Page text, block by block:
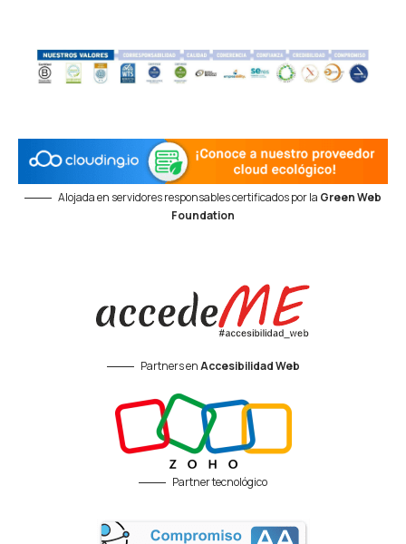
Alojada en servidores responsables certificados por la Green Web
Foundation
Partners enAccesibilidad Web
Partner tecnológico